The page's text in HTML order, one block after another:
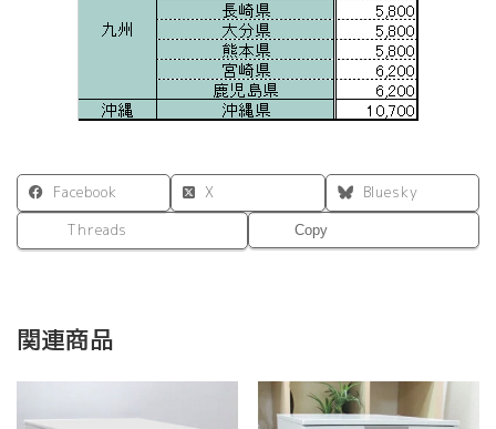
Facebook X
Bluesky
Threads
Copy
関連商品